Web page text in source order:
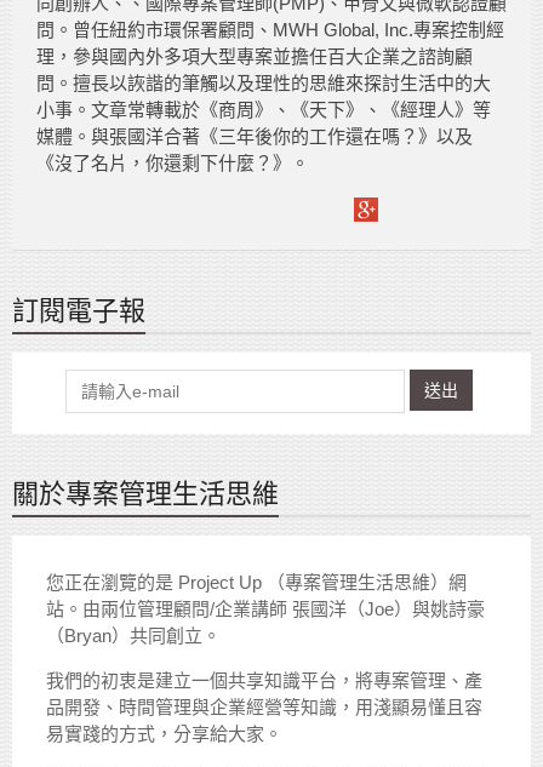
問。曾任紐約市環保署顧問、MWH Global, Inc.專案控制經
理，參與國內外多項大型專案並擔任百大企業之諮詢顧
問。擅長以詼諧的筆觸以及理性的思維來探討生活中的大
小事。文章常轉載於《商周》、《天下》、《經理人》等
媒體。與張國洋合著《三年後你的工作還在嗎？》以及
《沒了名片，你還剩下什麼？》。
訂閱電子報
送出
關於專案管理生活思維
您正在瀏覽的是 Project Up （專案管理生活思維）網
站。由兩位管理顧問/企業講師 張國洋（Joe）與姚詩豪
（Bryan）共同創立。
我們的初衷是建立一個共享知識平台，將專案管理、產
品開發、時間管理與企業經營等知識，用淺顯易懂且容
易實踐的方式，分享給大家。